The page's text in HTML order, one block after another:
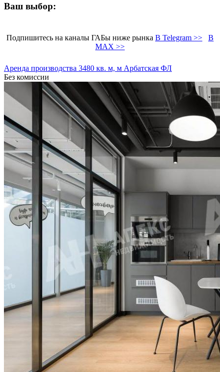
Ваш выбор:
Подпишитесь на каналы ГАБы ниже рынка В Telegram >>
В
MAX >>
Аренда производства 3480 кв. м, м Арбатская ФЛ
Без комиссии